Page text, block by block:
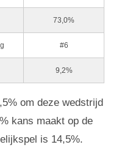
73,0%
#6
9,2%
om deze wedstrijd
kans maakt op de
is 14,5%.